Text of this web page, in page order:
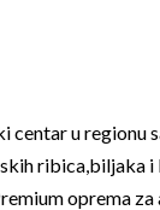
centar u regionu
ribica,biljaka i
oprema